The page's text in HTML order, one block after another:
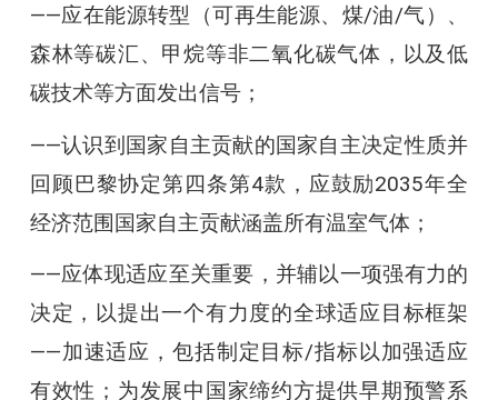
——应在能源转型（可再生能源、煤/油/气）、
森林等碳汇、甲烷等非二氧化碳气体，以及低
碳技术等方面发出信号；
——认识到国家自主贡献的国家自主决定性质并
回顾巴黎协定第四条第4款，应鼓励2035年全
经济范围国家自主贡献涵盖所有温室气体；
——应体现适应至关重要，并辅以一项强有力的
决定，以提出一个有力度的全球适应目标框架
——加速适应，包括制定目标/指标以加强适应
有效性；为发展中国家缔约方提供早期预警系